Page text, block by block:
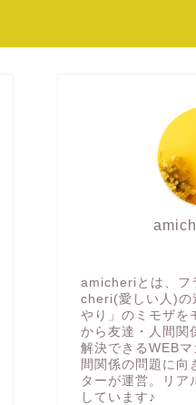
amicheriとは、フ
cheri(愛しい人)の
やり」のミモザを
から友達・人間関
解決できるWEB
間関係の問題に向
ターが運営。リア
しています♪